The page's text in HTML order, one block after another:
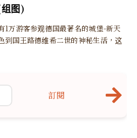
图)
1万游客参观德国最著名的城堡-新天
到国王路德维希二世的神秘生活，这
訂閱